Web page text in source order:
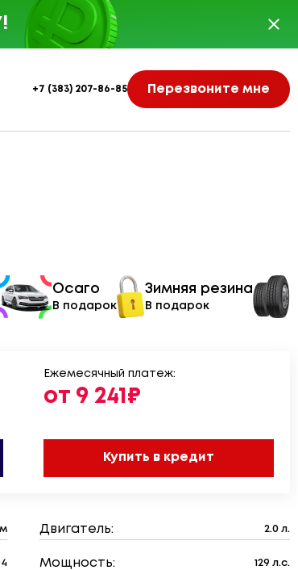
+7 (383) 207-86-85 Перезвоните мне
Осаго
В подарок
Зимняя резина
В подарок
Ежемесячный платеж:
от 9 241₽
Купить в кредит
Двигатель: 2.0 л.
Мощность: 129 л.с.